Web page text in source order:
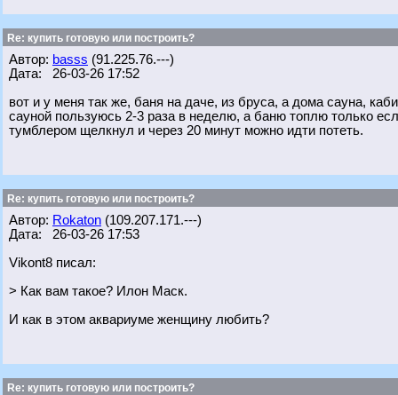
Re: купить готовую или построить?
Автор: basss (91.225.76.---)
Дата: 26-03-26 17:52
вот и у меня так же, баня на даче, из бруса, а дома сауна,
сауной пользуюсь 2-3 раза в неделю, а баню топлю только
тумблером щелкнул и через 20 минут можно идти потеть.
Re: купить готовую или построить?
Автор: Rokaton (109.207.171.---)
Дата: 26-03-26 17:53
Vikont8 писал:
> Как вам такое? Илон Маск.
И как в этом аквариуме женщину любить?
Re: купить готовую или построить?